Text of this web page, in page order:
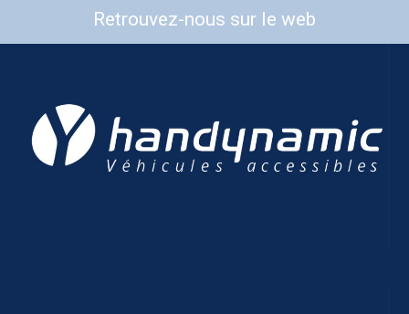
Retrouvez-nous sur le web